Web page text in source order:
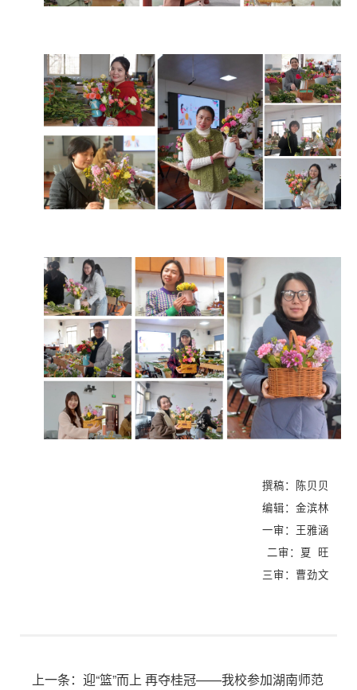
撰稿：陈贝贝
编辑 ： 金滨林
一审：王雅涵
二审：夏 旺
三审：曹劲文
上一条： 迎“篮”而上 再夺桂冠——我校参加湖南师范